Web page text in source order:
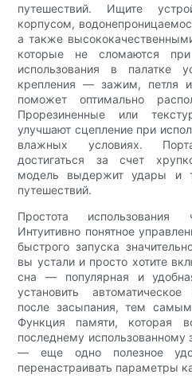
путешествий. Ищите
корпусом,
а также
которые не сломаются
использования в палатке
крепления — зажим, петля
поможет оптимально
Прорезиненные или
улучшают сцепление при
влажных условиях.
достигаться за счет
модель выдержит удары и
путешествий.
Простота использования
Интуитивно понятное
быстрого запуска
вы устали и просто хотите
сна — популярная и
установить
после засыпания, тем
Функция памяти, которая
последнему использованному
— еще одно полезное
перенастраивать параметры